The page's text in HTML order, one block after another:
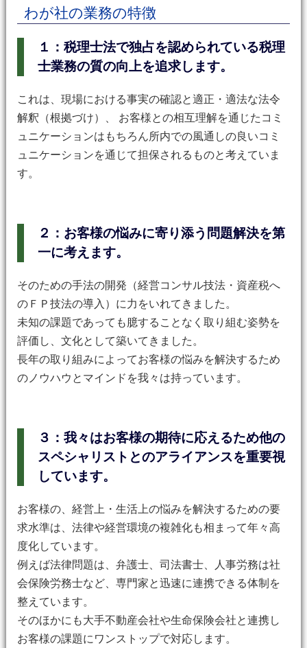
わが社の業務の特徴
１：税理士法で独占を認められている税理
士業務の質の向上を追求します。
これは、現場における事実の確認と適正・適法な法令
解釈（根拠づけ）、
お客様との相互理解を通じたコミ
ュニケーションはもちろん所内での風通しの良いコミ
ュニケーションを通じて担保されるものと考えていま
す。
２：お客様の悩みに寄り添う問題解決を第
一に考えます。
そのための手法の開発（経営コンサル技法・資産税へ
のＦＰ技法の導入）に力をいれてきました。
未知の課題であっても臆することなく取り組む姿勢を
評価し、文化として築いてきました。
長年の取り組みによってお客様の悩みを解決するため
のノウハウとマインドを我々は持っています。
３：我々はお客様の期待に応えるため他の
スペシャリストとのアライアンスを重要視
しています。
お客様の、経営上・生活上の悩みを解決するための要
求水準は、法律や経営環境の複雑化も相まって年々高
度化しています。
例えば法律問題は、弁護士、司法書士、人事労務は社
会保険労務士など、専門家と迅速に連携できる体制を
整えています。
そのほかにも大手不動産会社や生命保険会社と連携し
お客様の課題にワンストップで対応します。